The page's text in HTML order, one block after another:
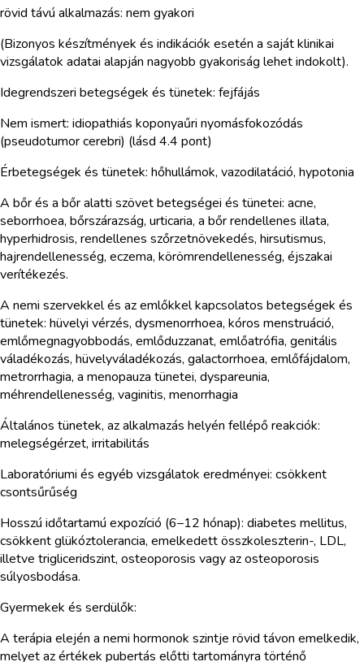
rövid távú alkalmazás: nem gyakori
(Bizonyos készítmények és indikációk esetén a saját klinikai
vizsgálatok adatai alapján nagyobb gyakoriság lehet indokolt).
Idegrendszeri betegségek és tünetek: fejfájás
Nem ismert: idiopathiás koponyaűri nyomásfokozódás
(pseudotumor cerebri) (lásd 4.4 pont)
Érbetegségek és tünetek: hőhullámok, vazodilatáció, hypotonia
A bőr és a bőr alatti szövet betegségei és tünetei: acne,
seborrhoea, bőrszárazság, urticaria, a bőr rendellenes illata,
hyperhidrosis, rendellenes szőrzetnövekedés, hirsutismus,
hajrendellenesség, eczema, körömrendellenesség, éjszakai
verítékezés.
A nemi szervekkel és az emlőkkel kapcsolatos betegségek és
tünetek: hüvelyi vérzés, dysmenorrhoea, kóros menstruáció,
emlőmegnagyobbodás, emlőduzzanat, emlőatrófia, genitális
váladékozás, hüvelyváladékozás, galactorrhoea, emlőfájdalom,
metrorrhagia, a menopauza tünetei, dyspareunia,
méhrendellenesség, vaginitis, menorrhagia
Általános tünetek, az alkalmazás helyén fellépő reakciók:
melegségérzet, irritabilitás
Laboratóriumi és egyéb vizsgálatok eredményei: csökkent
csontsűrűség
Hosszú időtartamú expozíció (6–12 hónap): diabetes mellitus,
csökkent glükóztolerancia, emelkedett összkoleszterin-, LDL,
illetve trigliceridszint, osteoporosis vagy az osteoporosis
súlyosbodása.
Gyermekek és serdülők:
A terápia elején a nemi hormonok szintje rövid távon emelkedik,
melyet az értékek pubertás előtti tartományra történő